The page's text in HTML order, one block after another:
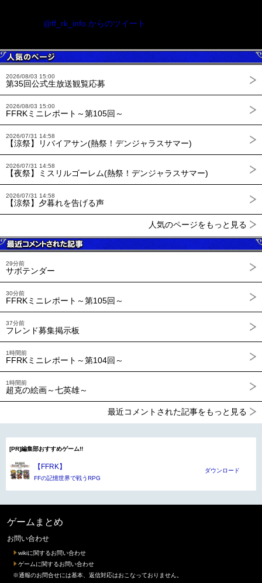
@ff_rk_info からのツイート
2026/08/03 15:00
第35回公式生放送観覧応募
2026/08/03 15:00
FFRKミニレポート～第105回～
2026/07/31 14:58
【涼祭】リバイアサン(熱祭！デンジャラスサマー)
2026/07/31 14:58
【夜祭】ミスリルゴーレム(熱祭！デンジャラスサマー)
2026/07/31 14:58
【涼祭】夕暮れを告げる声
人気のページをもっと見る
29分前
サボテンダー
30分前
FFRKミニレポート～第105回～
37分前
フレンド募集掲示板
1時間前
FFRKミニレポート～第104回～
1時間前
超克の絵画～七英雄～
最近コメントされた記事をもっと見る
[PR]編集部おすすめゲーム!!
【FFRK】
FFの記憶世界で戦うRPG
ダウンロード
ゲームまとめ
お問い合わせ
wikiに関するお問い合わせ
ゲームに関するお問い合わせ
※通報のお問合せには基本、返信対応はおこなっておりません。